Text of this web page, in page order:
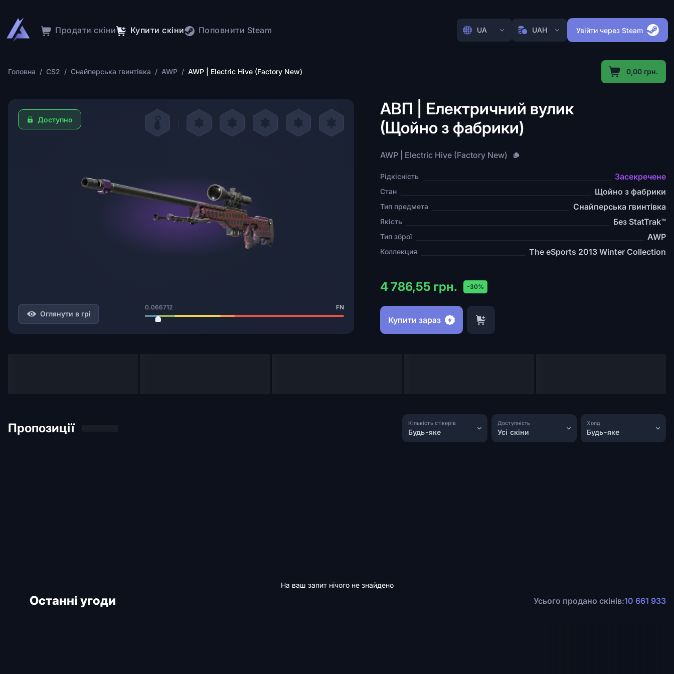
Продати скіни Купити скіни Поповнити Steam UA UAH Увійти через Steam
Головна / CS2 / Снайперська гвинтівка / AWP / AWP | Electric Hive (Factory New) 0,00 грн.
Доступно
Оглянути в грі
0.066712 FN
АВП | Електричний вулик
(Щойно з фабрики)
AWP | Electric Hive (Factory New)
Рідкісність Засекречене
Стан Щойно з фабрики
Тип предмета Снайперська гвинтівка
Якість Без StatTrak™
Тип зброї AWP
Коллекция The eSports 2013 Winter Collection
4 786,55 грн. -30%
Купити зараз
Пропозиції Будь-яке
Кількість стікерів
Усі скіни
Доступність
Будь-яке
Холд
На ваш запит нічого не знайдено
Останні угоди Усього продано скінів:10 661 933